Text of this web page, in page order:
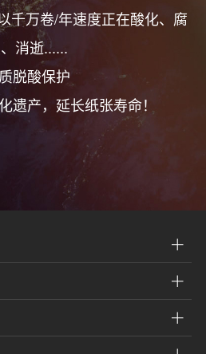
千万卷/年速度正在酸化、腐
消逝......
脱酸保护
遗产，延长纸张寿命！